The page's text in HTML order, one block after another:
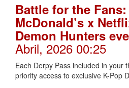
Battle for the
McDonald’s x
Demon Hunters
Abril, 2026 00:25
Each Derpy Pass included in your
priority access to exclusive K-Pop